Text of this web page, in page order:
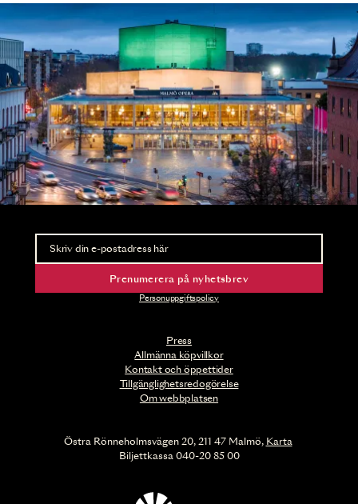
Press
Allmänna köpvillkor
Kontakt och öppettider
Tillgänglighetsredogörelse
Om webbplatsen
Nyhetsbrev
Ta del av förhandsinformation och biljettsläpp.
Prenumerera på nyhetsbrev
Personuppgiftspolicy
Östra Rönneholmsvägen 20, 211 47 Malmö, Karta
Biljettkassa 040-20 85 00